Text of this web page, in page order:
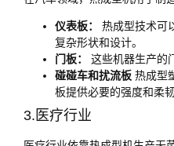
仪表板：
热成型技术可
复杂形状和设计。
门板：
这些机器生产的
碰碰车和扰流板 热成型
板提供必要的强度和柔韧
3.医疗行业